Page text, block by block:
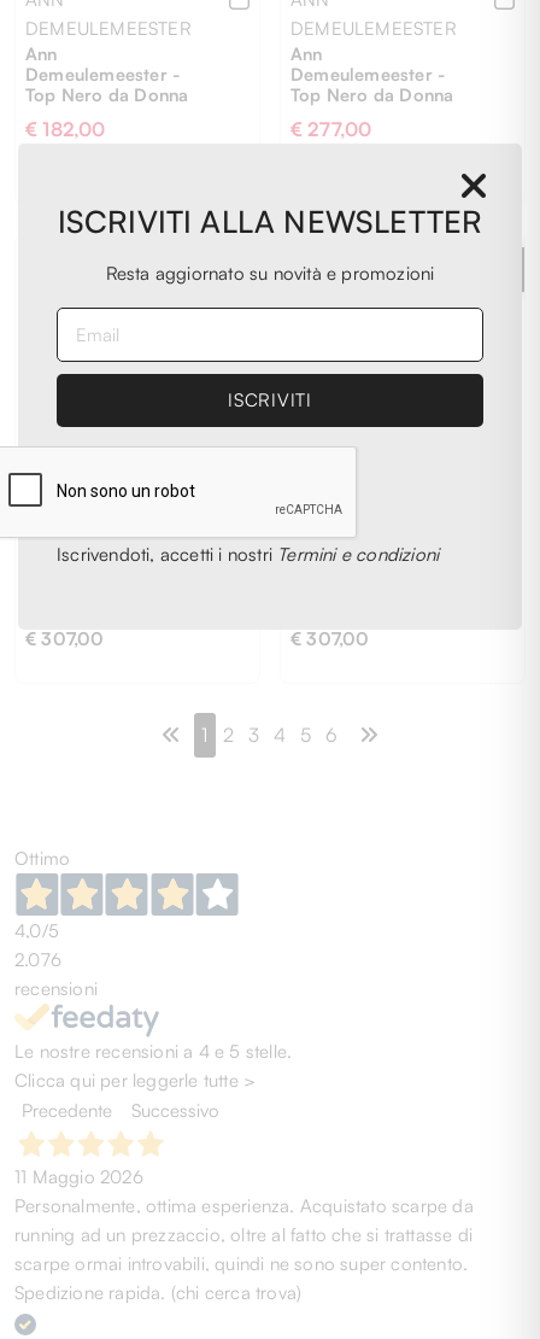
ISCRIVITI ALLA NEWSLETTER
Resta aggiornato su novità e promozioni
Iscrivendoti, accetti i nostri Termini e condizioni
DEMEULEMEESTER
Ann
Demeulemeester -
Top Nero da Donna
€ 182,00
DEMEULEMEESTER
Ann
Demeulemeester -
Top Nero da Donna
€ 277,00
-20%
ANN
€ 307,00
L M XS
ANN
€ 307,00
1 2 3 4 5 6
Ottimo
4,0/5
2.076
recensioni
Le nostre recensioni a 4 e 5 stelle.
Clicca qui per leggerle tutte >
Precedente
Successivo
11 Maggio 2026
Personalmente, ottima esperienza. Acquistato scarpe da
running ad un prezzaccio, oltre al fatto che si trattasse di
scarpe ormai introvabili, quindi ne sono super contento.
Spedizione rapida. (chi cerca trova)